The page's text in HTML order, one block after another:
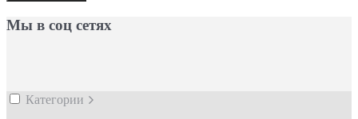
Мы в соц сетях
Категории